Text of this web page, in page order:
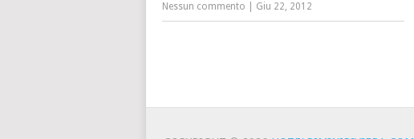
Nessun commento Giu 22, 2012